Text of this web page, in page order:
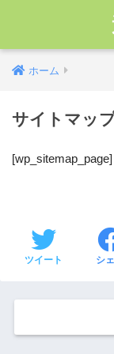
ホーム
サイトマッ
[wp_sitemap_page]
ツイート シ